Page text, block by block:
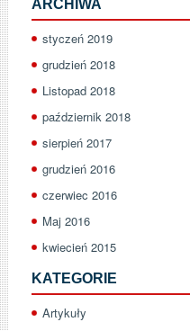
ARCHIWA
styczeń 2019
grudzień 2018
Listopad 2018
październik 2018
sierpień 2017
grudzień 2016
czerwiec 2016
Maj 2016
kwiecień 2015
KATEGORIE
Artykuły